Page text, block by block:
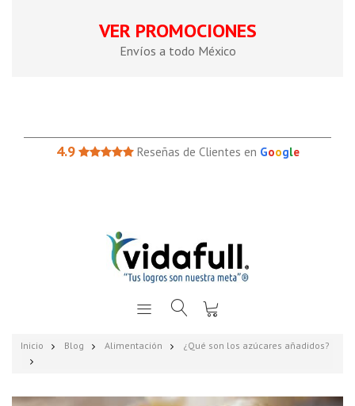
VER PROMOCIONES
Envíos a todo México
4.9 Reseñas de Clientes en Google
Inicio Blog Alimentación ¿Qué son los azúcares añadidos?